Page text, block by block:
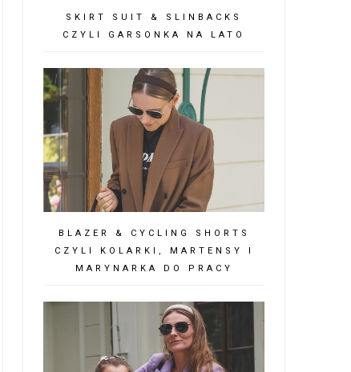
SKIRT SUIT & SLINBACKS
CZYLI GARSONKA NA LATO
BLAZER & CYCLING SHORTS
CZYLI KOLARKI, MARTENSY I
MARYNARKA DO PRACY